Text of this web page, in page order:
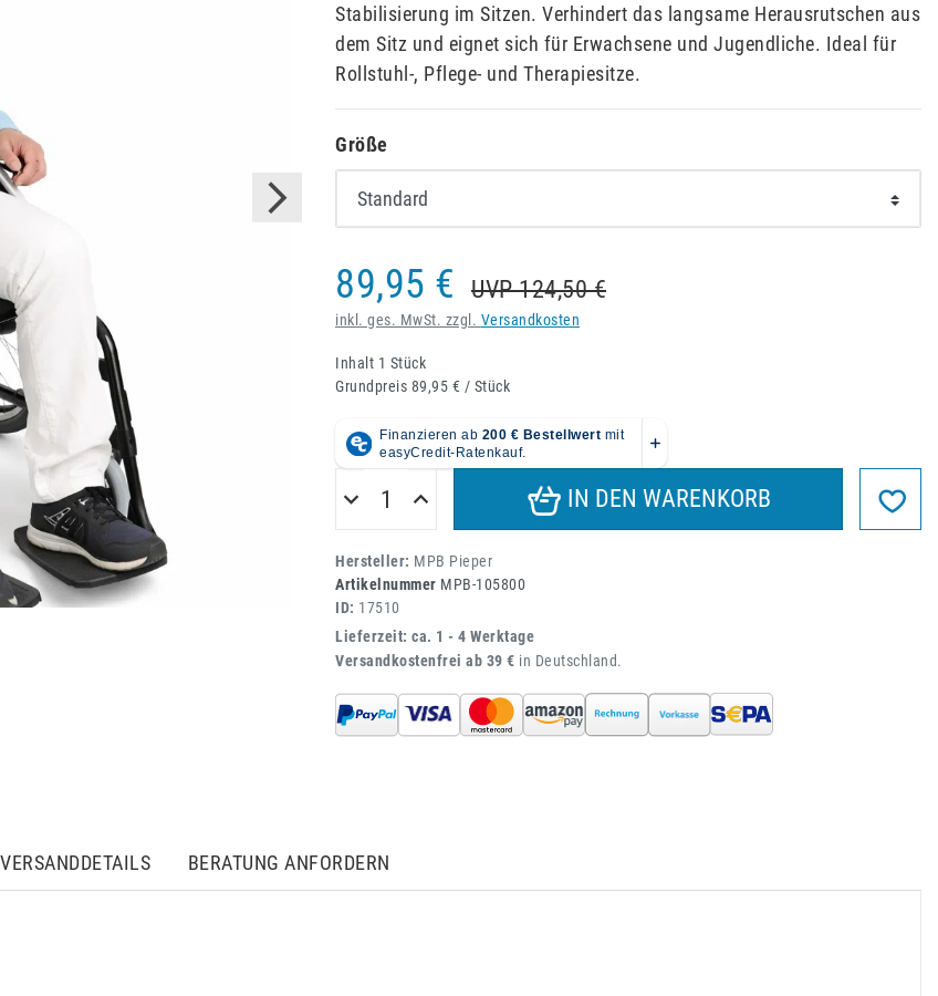
Stabilisierung im Sitzen. Verhindert das langsame Herausrutschen aus
dem Sitz und eignet sich für Erwachsene und Jugendliche. Ideal für
Rollstuhl-, Pflege- und Therapiesitze.
Größe
89,95 € UVP 124,50 €
inkl. ges. MwSt. zzgl. Versandkosten
Inhalt 1 Stück
Grundpreis 89,95 € / Stück
IN DEN WARENKORB
Hersteller: MPB Pieper
Artikelnummer MPB-105800
ID: 17510
Lieferzeit: ca. 1 - 4 Werktage
Versandkostenfrei ab 39 € in Deutschland.
VERSANDDETAILS BERATUNG ANFORDERN